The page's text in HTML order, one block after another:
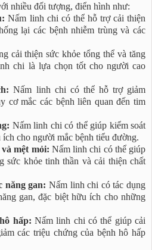
nhiều đối tượng, điển hình như:
Nấm linh chi có thể hỗ trợ cải thiện
lại các bệnh nhiễm trùng và các
cải thiện sức khỏe tổng thể và tăng
chi là lựa chọn tốt cho người cao
Nấm linh chi có thể hỗ trợ giảm
cơ mắc các bệnh liên quan đến tim
Nấm linh chi có thể giúp kiểm soát
cho người mắc bệnh tiểu đường.
mệt mỏi: Nấm linh chi có thể giúp
sức khỏe tinh thần và cải thiện chất
năng gan: Nấm linh chi có tác dụng
gan, đặc biệt hữu ích cho những
hấp: Nấm linh chi có thể giúp cải
các triệu chứng của bệnh hô hấp